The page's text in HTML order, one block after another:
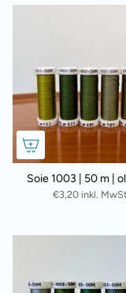
Soie 1003 | 50 m |
€3,20 inkl.